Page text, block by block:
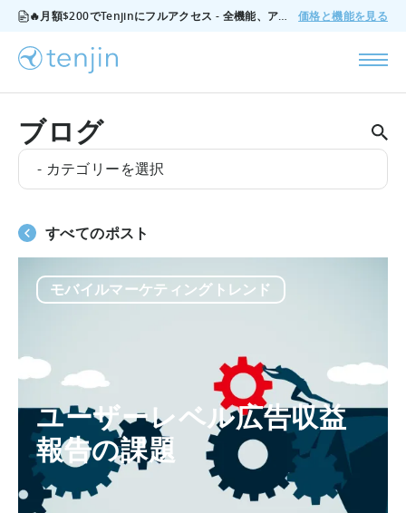
🔥月額$200でTenjinにフルアクセス - 全機能、アドオンなし、いつでもキャンセル可能。 価格と機能を見る
ブログ
- カテゴリーを選択
すべてのポスト
モバイルマーケティングトレンド
ユーザーレベル広告収益
報告の課題